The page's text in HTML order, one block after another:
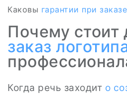
Каковы гарантии при заказе
Почему стоит
заказ
Когда речь заходит о